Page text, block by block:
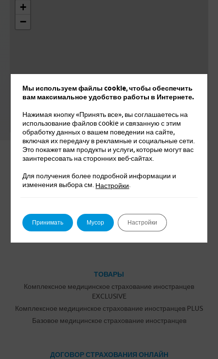
+
−
Leaflet|© Seznam.cz a.s. a další
Мы вас уверяем. Это точно.
ТОВАРЫ
Комплексное медицинское страхование иностранцев
EXCLUSIVE
Комплексное медицинское страхование иностранцев PLUS
Базовое медицинское страхование иностранцев
ДОГОВОР СТРАХОВАНИЯ ОНЛАЙН
Мы используем файлы cookie, чтобы обеспечить
вам максимальное удобство работы в Интернете.
Нажимая кнопку «Принять все», вы соглашаетесь на
использование файлов cookie и связанную с этим
обработку данных о вашем поведении на сайте,
включая их передачу в рекламные и социальные сети.
Это покажет вам продукты и услуги, которые могут вас
заинтересовать на сторонних веб-сайтах.
Для получения более подробной информации и
изменения выбора см. Настройки.
Принимать Мусор Настройки